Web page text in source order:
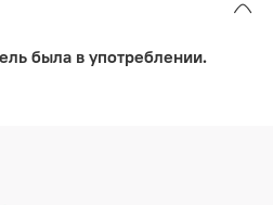
была в употреблении.